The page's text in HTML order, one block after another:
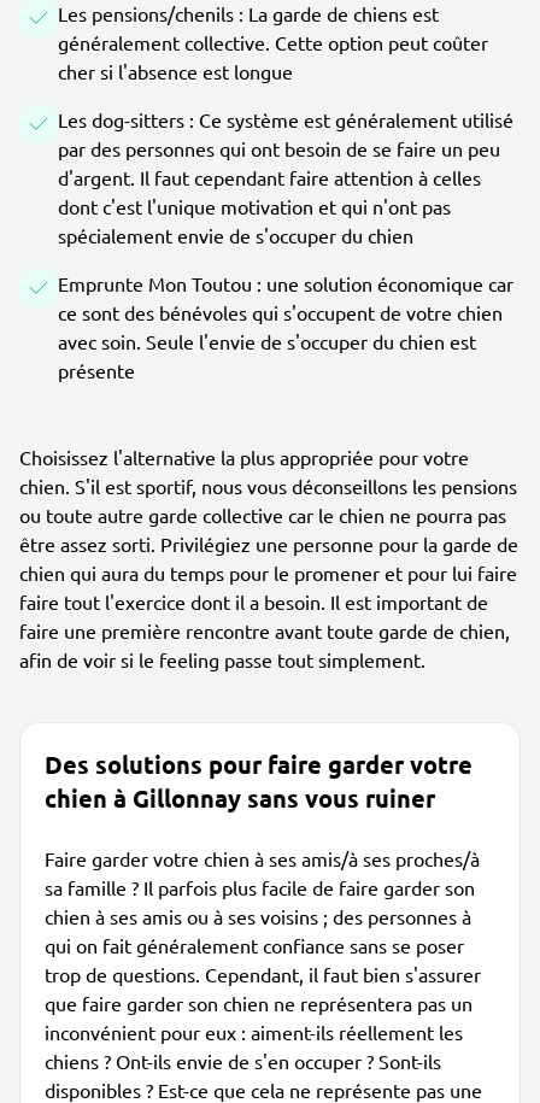
Les pensions/chenils : La garde de chiens est
généralement collective. Cette option peut coûter
cher si l'absence est longue
Les dog-sitters : Ce système est généralement utilisé
par des personnes qui ont besoin de se faire un peu
d'argent. Il faut cependant faire attention à celles
dont c'est l'unique motivation et qui n'ont pas
spécialement envie de s'occuper du chien
Emprunte Mon Toutou : une solution économique car
ce sont des bénévoles qui s'occupent de votre chien
avec soin. Seule l'envie de s'occuper du chien est
présente
Choisissez l'alternative la plus appropriée pour votre
chien. S'il est sportif, nous vous déconseillons les pensions
ou toute autre garde collective car le chien ne pourra pas
être assez sorti. Privilégiez une personne pour la garde de
chien qui aura du temps pour le promener et pour lui faire
faire tout l'exercice dont il a besoin. Il est important de
faire une première rencontre avant toute garde de chien,
afin de voir si le feeling passe tout simplement.
Des solutions pour faire garder votre
chien à Gillonnay sans vous ruiner
Faire garder votre chien à ses amis/à ses proches/à
sa famille ? Il parfois plus facile de faire garder son
chien à ses amis ou à ses voisins ; des personnes à
qui on fait généralement confiance sans se poser
trop de questions. Cependant, il faut bien s'assurer
que faire garder son chien ne représentera pas un
inconvénient pour eux : aiment-ils réellement les
chiens ? Ont-ils envie de s'en occuper ? Sont-ils
disponibles ? Est-ce que cela ne représente pas une